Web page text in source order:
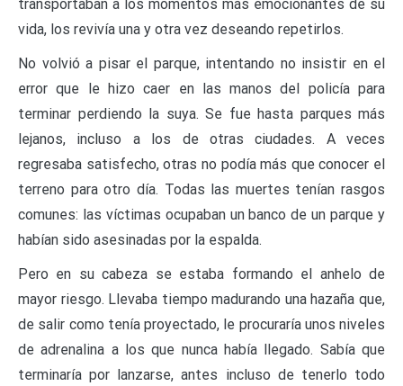
transportaban a los momentos más emocionantes de su
vida, los revivía una y otra vez deseando repetirlos.
No volvió a pisar el parque, intentando no insistir en el
error que le hizo caer en las manos del policía para
terminar perdiendo la suya. Se fue hasta parques más
lejanos, incluso a los de otras ciudades. A veces
regresaba satisfecho, otras no podía más que conocer el
terreno para otro día. Todas las muertes tenían rasgos
comunes: las víctimas ocupaban un banco de un parque y
habían sido asesinadas por la espalda.
Pero en su cabeza se estaba formando el anhelo de
mayor riesgo. Llevaba tiempo madurando una hazaña que,
de salir como tenía proyectado, le procuraría unos niveles
de adrenalina a los que nunca había llegado. Sabía que
terminaría por lanzarse, antes incluso de tenerlo todo